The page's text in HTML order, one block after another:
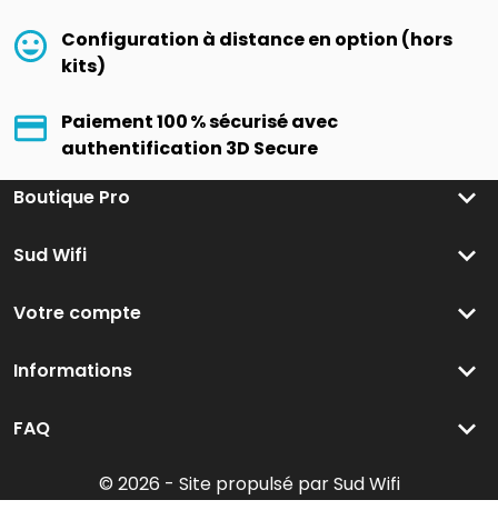
Configuration à distance en option (hors
kits)
Paiement 100 % sécurisé avec
authentification 3D Secure
Boutique Pro
keyboard_arrow_down
Sud Wifi keyboard_arrow_down
Votre compte keyboard_arrow_down
Informations keyboard_arrow_down
FAQ keyboard_arrow_down
© 2026 - Site propulsé par Sud Wifi